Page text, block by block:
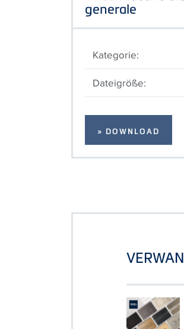
generale
Kategorie:
Dateigröße:
» DOWNLOAD